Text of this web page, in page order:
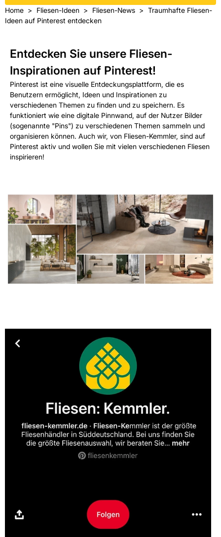
Home Fliesen-Ideen Fliesen-News
Traumhafte Fliesen-
Ideen auf Pinterest entdecken
Entdecken Sie unsere Fliesen-
Inspirationen auf Pinterest!
Pinterest ist eine visuelle Entdeckungsplattform, die es
Benutzern ermöglicht, Ideen und Inspirationen zu
verschiedenen Themen zu finden und zu speichern. Es
funktioniert wie eine digitale Pinnwand, auf der Nutzer Bilder
(sogenannte "Pins") zu verschiedenen Themen sammeln und
organisieren können. Auch wir, von Fliesen-Kemmler, sind auf
Pinterest aktiv und wollen Sie mit vielen verschiedenen Fliesen
inspirieren!